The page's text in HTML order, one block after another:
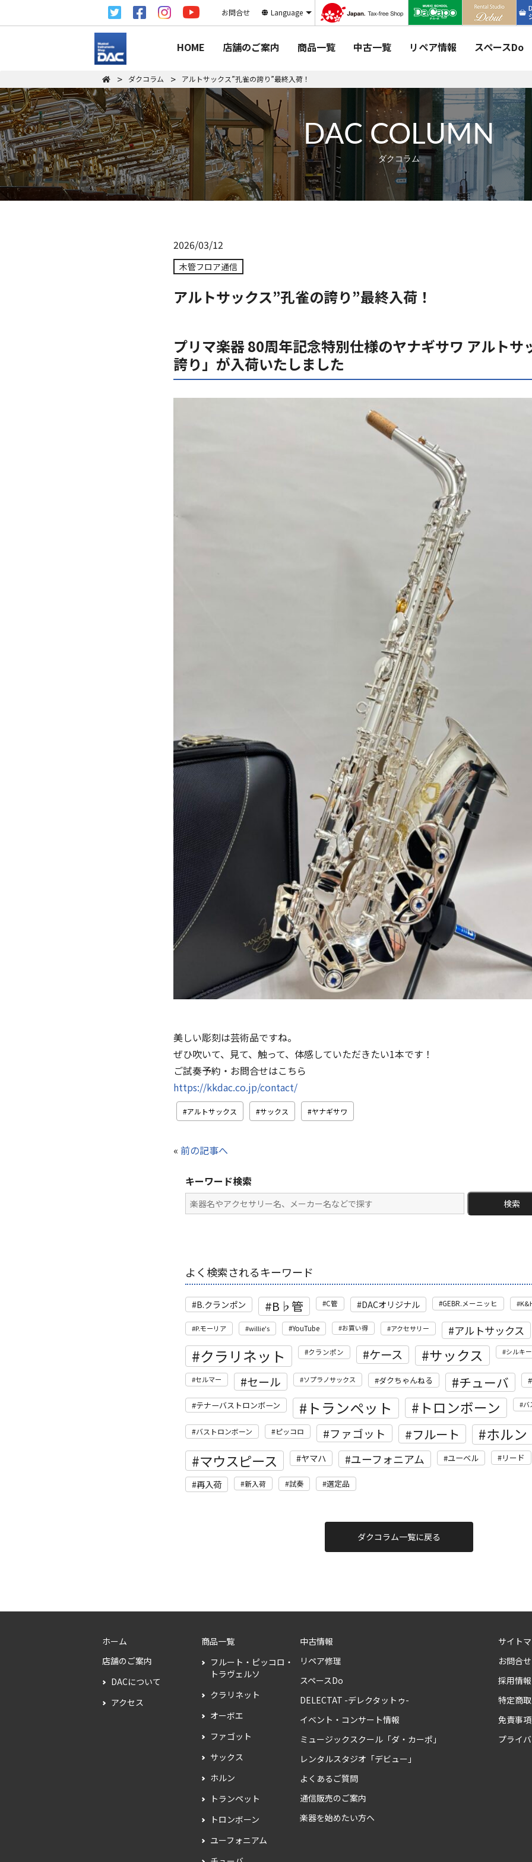
お問合せ Language
HOME 店舗のご案内 商品一覧 中古一覧 リペア情報 スペースDo
ダクコラム アルトサックス”孔雀の誇り”最終入荷！
DAC COLUMN
ダクコラム
2026/03/12
木管フロア通信
アルトサックス”孔雀の誇り”最終入荷！
プリマ楽器80周年記念特別仕様のヤナギサワ アルトサ
誇り」が入荷いたしました
美しい彫刻は芸術品ですね。
ぜひ吹いて、見て、触って、体感していただきたい1本です！
ご試奏予約・お問合せはこちら
https://kkdac.co.jp/contact/
アルトサックス サックス ヤナギサワ
« 前の記事へ
キーワード検索
検索
よく検索されるキーワード
B.クランポン B♭管 C管 DACオリジナル GEBR.メーニッヒ
P.モーリア willie's YouTube お買い得 アクセサリー アルトサックス
クラリネット クランポン ケース サックス シルキー
セルマー セール ソプラノサックス ダクちゃんねる チューバ
テナーバストロンボーン トランペット トロンボーン バ
バストロンボーン ピッコロ ファゴット フルート ホルン
マウスピース ヤマハ ユーフォニアム ユーベル リード
再入荷 新入荷 試奏 選定品
ダクコラム一覧に戻る
ホーム
店舗のご案内
DACについて
アクセス
商品一覧
フルート・ピッコロ・
トラヴェルソ
クラリネット
オーボエ
ファゴット
サックス
ホルン
トランペット
トロンボーン
ユーフォニアム
中古情報
リペア修理
スペースDo
DELECTAT -デレクタットゥ-
イベント・コンサート情報
ミュージックスクール「ダ・カーポ」
レンタルスタジオ「デビュー」
よくあるご質問
通信販売のご案内
楽器を始めたい方へ
サイト
お問合せ
採用情報
特定商
免責事項
プライ